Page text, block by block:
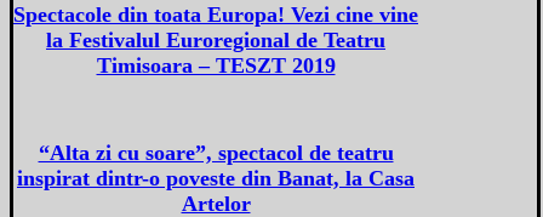
Spectacole din toata Europa! Vezi cine vine
la Festivalul Euroregional de Teatru
Timisoara – TESZT 2019
“Alta zi cu soare”, spectacol de teatru
inspirat dintr-o poveste din Banat, la Casa
Artelor